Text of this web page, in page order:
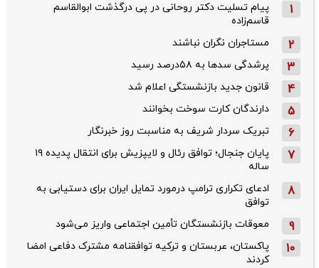
1
پیام تسلیت دکتر روحانی در پی درگذشت ابوالقاسم
قاسم‌زاده
2 مستاجران نگران نباشند
3 پرشدگی سدها به ۵۸درصد رسید
4 قانون جدید بازنشستگی اعلام شد
5 دارندگان کارت سوخت بخوانند
6 تبریک سردار شریف به مناسبت روز خبرنگار
7
پایان جنجال؛ توافق رئال و لایپزیش برای انتقال پدیده ۱۹
ساله
8
ادعای تکراری ترامپ درمورد تمایل ایران برای دستیابی به
توافق
9 معوقات بازنشستگان تأمین اجتماعی واریز می‌شود
10
پاکستان، عربستان و ترکیه توافقنامه مشترک دفاعی امضا
کردند